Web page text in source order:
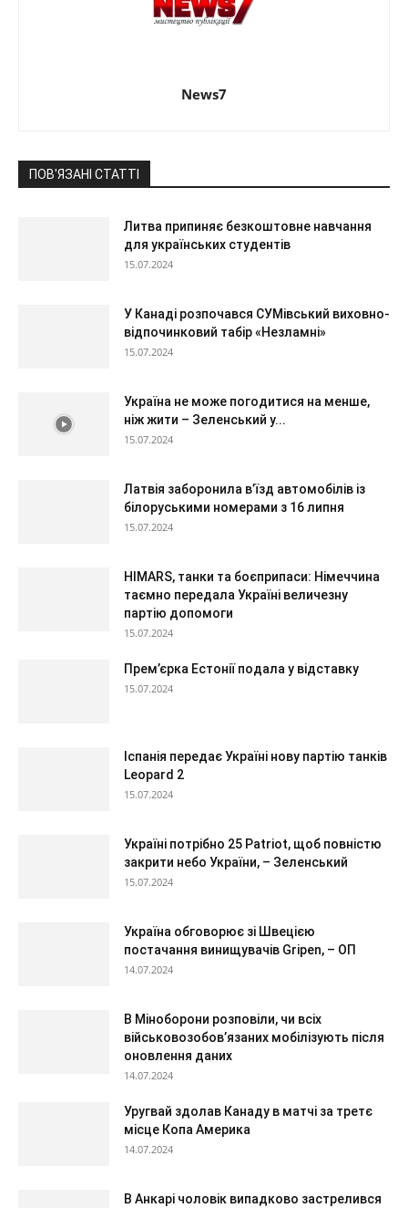
News7
ПОВ'ЯЗАНІ СТАТТІ
Литва припиняє безкоштовне навчання
для українських студентів
15.07.2024
У Канаді розпочався СУМівський виховно-
відпочинковий табір «Незламні»
15.07.2024
Україна не може погодитися на менше,
ніж жити – Зеленський у...
15.07.2024
Латвія заборонила в’їзд автомобілів із
білоруськими номерами з 16 липня
15.07.2024
HIMARS, танки та боєприпаси: Німеччина
таємно передала Україні величезну
партію допомоги
15.07.2024
Прем’єрка Естонії подала у відставку
15.07.2024
Іспанія передає Україні нову партію танків
Leopard 2
15.07.2024
Україні потрібно 25 Patriot, щоб повністю
закрити небо України, – Зеленський
15.07.2024
Україна обговорює зі Швецією
постачання винищувачів Gripen, – ОП
14.07.2024
В Міноборони розповіли, чи всіх
військовозобов’язаних мобілізують після
оновлення даних
14.07.2024
Уругвай здолав Канаду в матчі за третє
місце Копа Америка
14.07.2024
В Анкарі чоловік випадково застрелився